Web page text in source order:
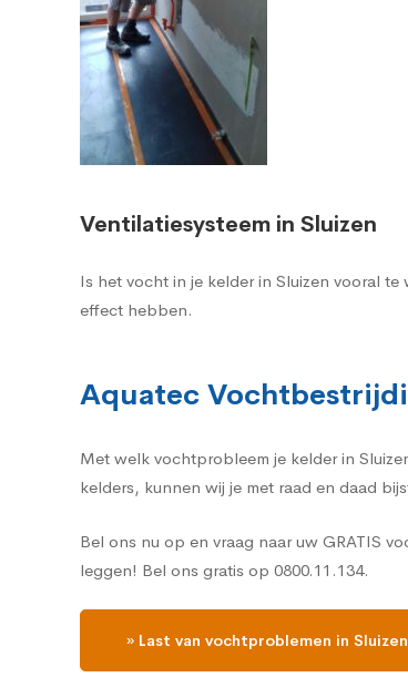
Ventilatiesysteem in Sluizen
Is het vocht in je kelder in Sluizen vooral
effect hebben.
Aquatec
Met welk vochtprobleem je kelder in
kelders, kunnen wij je met raad en daad
Bel ons nu op en vraag naar uw GRATIS
leggen! Bel ons gratis op 0800.11.134.
» Last van vochtproblemen in